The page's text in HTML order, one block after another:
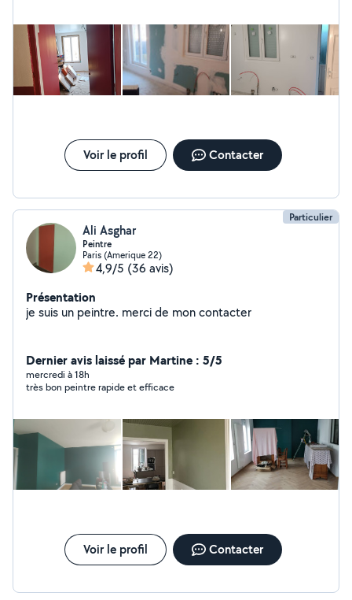
Voir le profil Contacter
Particulier
Ali Asghar
Peintre
Paris (Amerique 22)
4,9/5 (36 avis)
Présentation
je suis un peintre. merci de mon contacter
Dernier avis laissé par Martine : 5/5
mercredi à 18h
très bon peintre rapide et efficace
Voir le profil Contacter